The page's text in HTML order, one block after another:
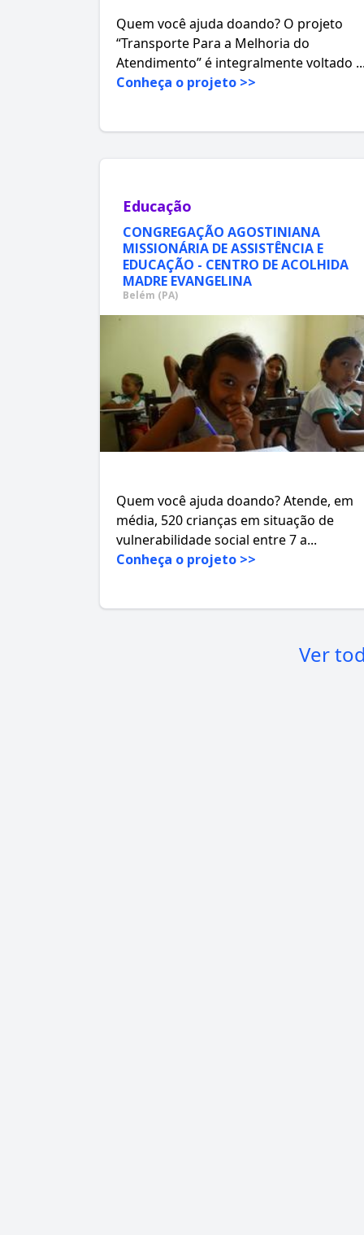
Quem você ajuda doando? O projeto
“Transporte Para a Melhoria do
Atendimento” é integralmente voltado
Conheça o projeto >>
Educação
CONGREGAÇÃO AGOSTINIANA
MISSIONÁRIA DE ASSISTÊNCIA E
EDUCAÇÃO - CENTRO DE ACOLHIDA
MADRE EVANGELINA
Belém (PA)
Quem você ajuda doando? Atende, em
média, 520 crianças em situação de
vulnerabilidade social entre 7 a...
Conheça o projeto >>
Ver